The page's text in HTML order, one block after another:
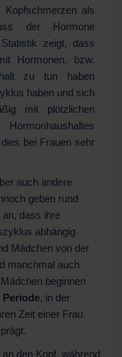
Kopfschmerzen als
der Hormone
zeigt, dass
Hormonen, bzw.
zu tun haben
haben und sich
mit plötzlichen
bei Frauen sehr
auch andere
geben rund
an, dass ihre
abhängig
Mädchen von der
manchmal auch
beginnen
Periode, in der
Zeit einer Frau